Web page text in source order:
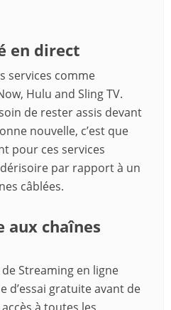
en direct
services comme
Hulu and Sling TV.
de rester assis devant
nouvelle, c’est que
pour ces services
par rapport à un
câblées.
aux chaînes
Streaming en ligne
d’essai gratuite avant de